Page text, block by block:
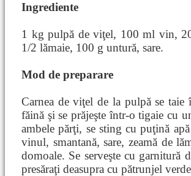
Ingrediente
1 kg pulpă de viţel, 100 ml vin,
1/2 lămaie, 100 g untură, sare.
Mod de preparare
Carnea de viţel de la pulpă se taie
făină şi se prăjeşte într-o tigaie cu
ambele părţi, se sting cu puţină
vinul, smantană, sare, zeamă de
domoale. Se serveşte cu
presăraţi deasupra cu pătrunjel